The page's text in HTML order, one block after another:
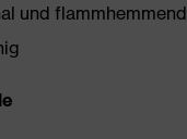
und flammhemmend